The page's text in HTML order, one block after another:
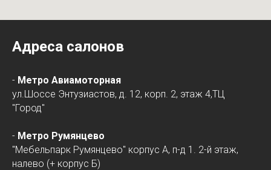
Адреса салонов
- Метро Авиамоторная
ул.Шоссе Энтузиастов, д. 12, корп. 2, этаж 4,ТЦ
"Город"
- Метро Румянцево
"Мебельпарк Румянцево" корпус А, п-д 1. 2-й этаж,
налево (+ корпус Б)